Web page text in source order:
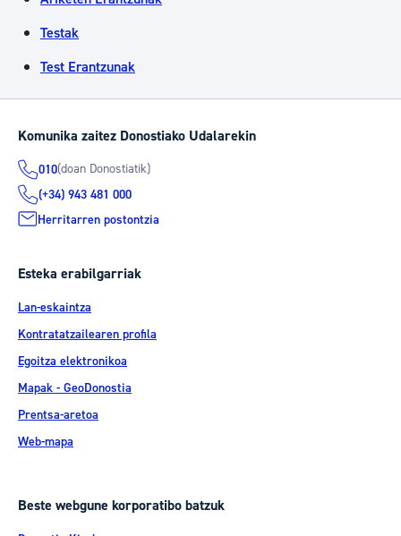
Testak
Test Erantzunak
Komunika zaitez Donostiako Udalarekin
010(doan Donostiatik)
(+34) 943 481 000
Herritarren postontzia
Esteka erabilgarriak
Lan-eskaintza
Kontratatzailearen profila
Egoitza elektronikoa
Mapak - GeoDonostia
Prentsa-aretoa
Web-mapa
Beste webgune korporatibo batzuk